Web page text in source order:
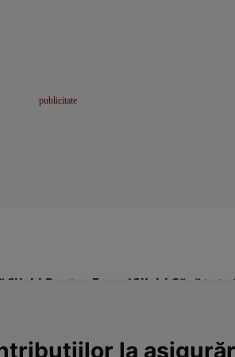
Click! Pentru FemeiClick! Sănătate
la